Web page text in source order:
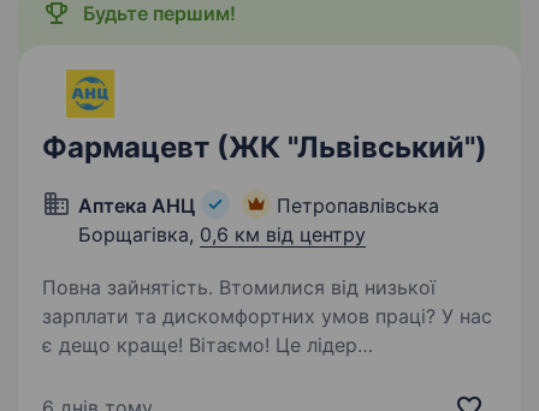
Будьте першим!
Фармацевт (ЖК "Львівський")
Аптека АНЦ
Петропавлівська
Борщагівка, 0,6 км від центру
Повна зайнятість. Втомилися від низької
зарплати та дискомфортних умов праці? У нас
є дещо краще! Вітаємо! Це лідер
ми шукаємо саме ВАС — Фармацевтів /